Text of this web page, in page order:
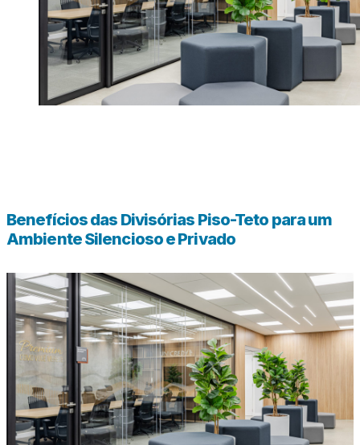
Benefícios das Divisórias Piso-Teto para um
Ambiente Silencioso e Privado